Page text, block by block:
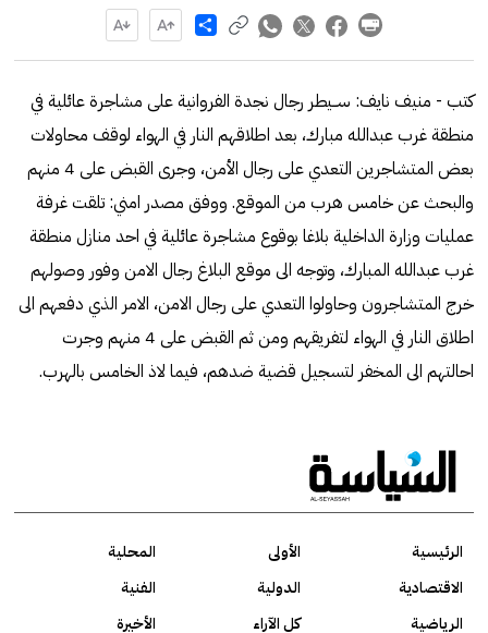
Share
كتب - منيف نايف: ســيطر رجال نجدة الفروانية على مشاجرة عائلية في
منطقة غرب عبدالله مبارك، بعد اطلاقهم النار في الهواء لوقف محاولات
بعض المتشاجرين التعدي على رجال الأمن، وجرى القبض على 4 منهم
والبحث عن خامس هرب من الموقع. ووفق مصدر امني: تلقت غرفة
عمليات وزارة الداخلية بلاغا بوقوع مشاجرة عائلية في احد منازل منطقة
غرب عبدالله المبارك، وتوجه الى موقع البلاغ رجال الامن وفور وصولهم
خرج المتشاجرون وحاولوا التعدي على رجال الامن، الامر الذي دفعهم الى
اطلاق النار في الهواء لتفريقهم ومن ثم القبض على 4 منهم وجرت
احالتهم الى المخفر لتسجيل قضية ضدهم، فيما لاذ الخامس بالهرب.
الرئيسية الأولى
المحلية
الاقتصادية
الدولية
الفنية
الرياضية
كل الآراء
الأخيرة